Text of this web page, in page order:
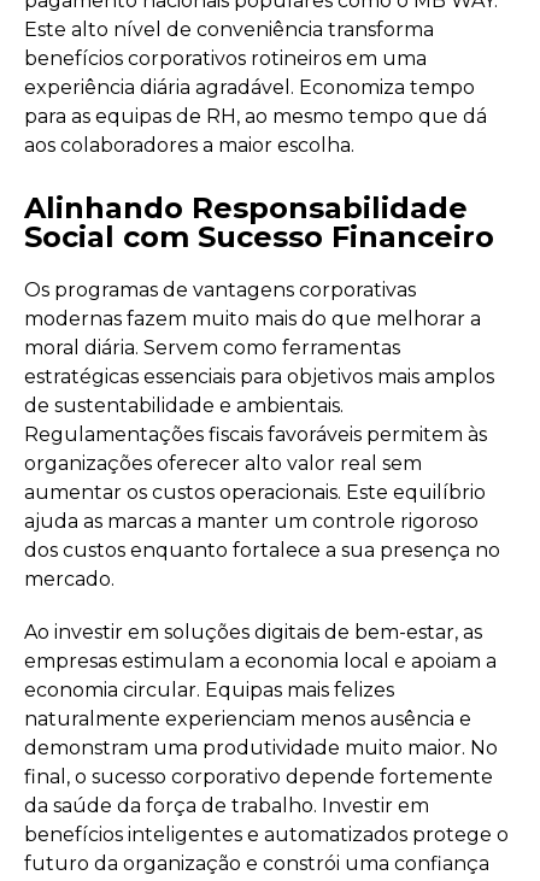
Este alto nível de conveniência transforma
benefícios corporativos rotineiros em uma
experiência diária agradável. Economiza tempo
para as equipas de RH, ao mesmo tempo que dá
aos colaboradores a maior escolha.
Alinhando Responsabilidade
Social com Sucesso Financeiro
Os programas de vantagens corporativas
modernas fazem muito mais do que melhorar a
moral diária. Servem como ferramentas
estratégicas essenciais para objetivos mais amplos
de sustentabilidade e ambientais.
Regulamentações fiscais favoráveis permitem às
organizações oferecer alto valor real sem
aumentar os custos operacionais. Este equilíbrio
ajuda as marcas a manter um controle rigoroso
dos custos enquanto fortalece a sua presença no
mercado.
Ao investir em soluções digitais de bem-estar, as
empresas estimulam a economia local e apoiam a
economia circular. Equipas mais felizes
naturalmente experienciam menos ausência e
demonstram uma produtividade muito maior. No
final, o sucesso corporativo depende fortemente
da saúde da força de trabalho. Investir em
benefícios inteligentes e automatizados protege o
futuro da organização e constrói uma confiança